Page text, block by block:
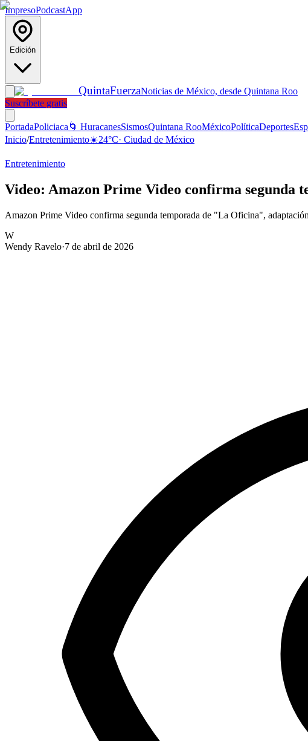
ImpresoPodcastApp
Edición
QuintaFuerzaNoticias de México, desde Quintana Roo
Suscríbete gratis
PortadaPoliciaca 🌀 HuracanesSismosQuintana RooMéxicoPolíticaDeportes
Inicio/Entretenimiento☀️24°C· Ciudad de México
Entretenimiento
Video: Amazon Prime Video confirma segunda
Amazon Prime Video confirma segunda temporada de "La Oficina",
W
Wendy Ravelo·7 de abril de 2026